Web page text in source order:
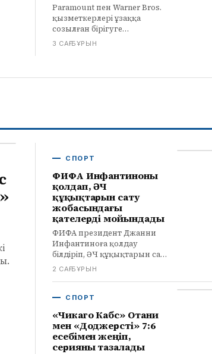
Paramount пен Warner Bros.
қызметкерлері ұзаққа
созылған бірігуге
байланысты стрессті бастан
3 САҒ БҰРЫН
СПОРТ
ФИФА Инфантиноны
қолдап, ӘЧ
құқықтарын сату
жобасындағы
қателерді мойындады
ФИФА президент Джанни
Инфантиноға қолдау
білдіріп, ӘЧ құқықтарын сату
жобасындағы қателерді
2 САҒ БҰРЫН
СПОРТ
«Чикаго Кабс» Отани
мен «Доджерсті» 7:6
есебімен жеңіп,
серияны тазалады